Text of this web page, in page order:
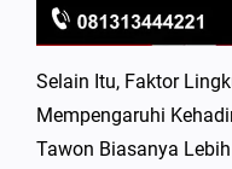
Selain Itu, Faktor
Mempengaruhi
Tawon Biasanya